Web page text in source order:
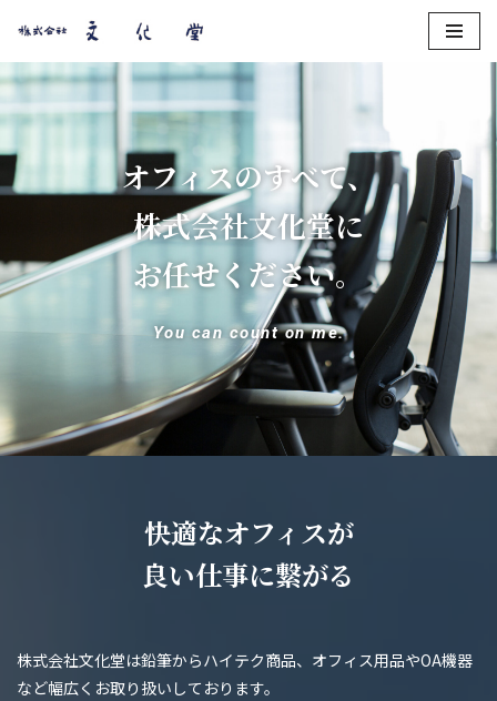
コ
ン
テ
ツ
へ
ッ
オフィスのすべて、
株式会社文化堂に
お任せください。
You can count on me.
快適なオフィスが
良い仕事に繋がる
株式会社文化堂は鉛筆からハイテク商品、オフィス用品やOA機器
など幅広くお取り扱いしております。